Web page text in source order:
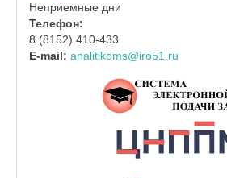
Неприемные дни
Телефон:
8 (8152) 410-433
E-mail: analitikoms@iro51.ru